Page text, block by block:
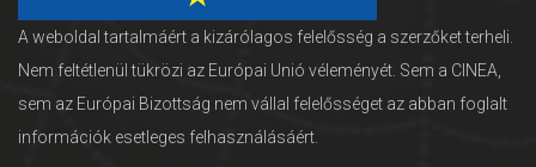
A weboldal tartalmáért a kizárólagos felelősség a szerzőket terheli.
Nem feltétlenül tükrözi az Európai Unió véleményét. Sem a CINEA,
sem az Európai Bizottság nem vállal felelősséget az abban foglalt
információk esetleges felhasználásáért.